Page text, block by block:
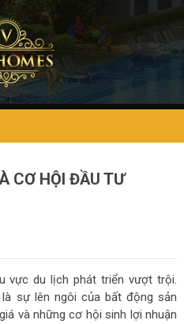
CƠ HỘI ĐẦU TƯ
vực du lịch phát triển vượt trội.
sự lên ngôi của bất động sản
và những cơ hội sinh lợi nhuận